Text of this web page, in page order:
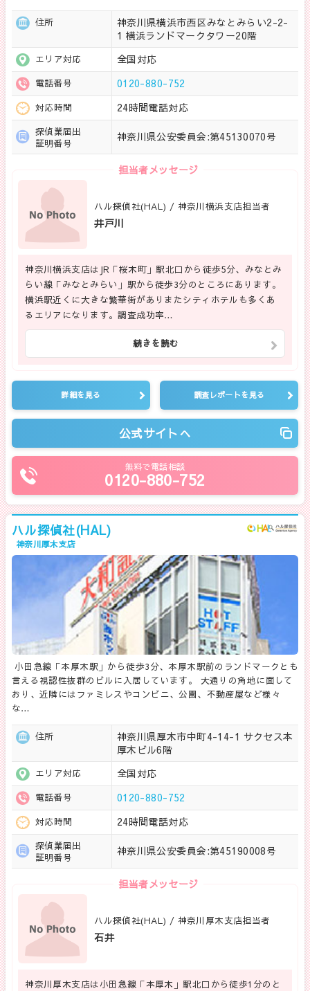
住所
神奈川県横浜市西区みなとみらい2-2-
1 横浜ランドマークタワー20階
エリア対応 全国対応
電話番号 0120-880-752
対応時間 24時間電話対応
探偵業届出
証明番号
神奈川県公安委員会:第45130070号
担当者メッセージ
ハル探偵社(HAL) / 神奈川横浜支店担当者
井戸川
神奈川横浜支店はJR「桜木町」駅北口から徒歩5分、みなとみ
らい線「みなとみらい」駅から徒歩3分のところにあります。
横浜駅近くに大きな繁華街がありまたシティホテルも多くあ
るエリアになります。調査成功率…
続きを読む
詳細を見る 調査レポートを見る
公式サイトへ
無料で電話相談
0120-880-752
ハル探偵社(HAL)
神奈川厚木支店
小田急線「本厚木駅」から徒歩3分、本厚木駅前のランドマークとも
言える視認性抜群のビルに入居しています。 大通りの角地に面して
おり、近隣にはファミレスやコンビニ、公園、不動産屋など様々
な…
住所
神奈川県厚木市中町4-14-1 サクセス本
厚木ビル6階
エリア対応 全国対応
電話番号 0120-880-752
対応時間 24時間電話対応
探偵業届出
証明番号
神奈川県公安委員会:第45190008号
担当者メッセージ
ハル探偵社(HAL) / 神奈川厚木支店担当者
石井
神奈川厚木支店は小田急線「本厚木」駅北口から徒歩1分のと